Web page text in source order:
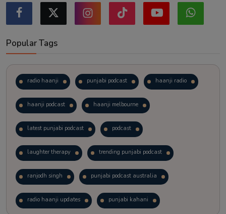
Popular Tags
radio haanji punjabi podcast haanji radio
haanji podcast haanji melbourne
latest punjabi podcast podcast
laughter therapy trending punjabi podcast
ranjodh singh punjabi podcast australia
radio haanji updates punjabi kahani